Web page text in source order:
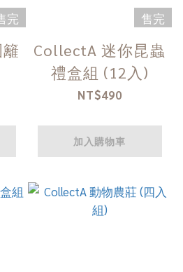
完 售完
CollectA 迷你昆蟲
禮盒組 (12入)
NT$490
加入購物車